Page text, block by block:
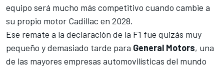
equipo será mucho más competitivo cuando cambie a
su propio motor Cadillac en 2028.
Ese remate a la declaración de la F1 fue quizás muy
pequeño y demasiado tarde para General Motors, una
de las mayores empresas automovilísticas del mundo